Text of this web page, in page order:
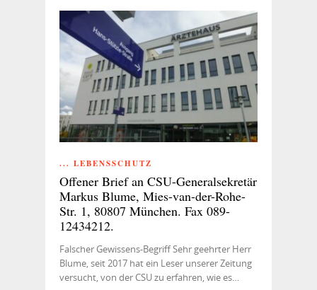
... LEBENSSCHUTZ
Offener Brief an CSU-Generalsekretär
Markus Blume, Mies-van-der-Rohe-
Str. 1, 80807 München. Fax 089-
12434212.
Falscher Gewissens-Begriff Sehr geehrter Herr
Blume, seit 2017 hat ein Leser unserer Zeitung
versucht, von der CSU zu erfahren, wie es…